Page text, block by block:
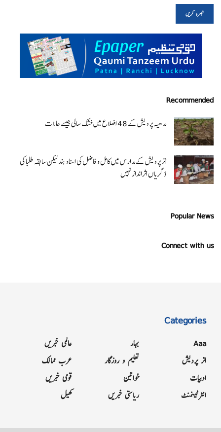
Recommended
مدھیہ پردیش کے 48 اضلاع میں خشک سالی جیسے حالات
اتر پردیش کےمدارس میں کامل و فاضل کی اسناد بند لیکن سابقہ طلبا کی
ڈگریا ں اثرانداز نہیں
Popular News
Connect with us
Categories
Aaa
اتر پردیش
ادبیات
انٹرٹینمنٹ
بہار
تعلیم و روزگار
خواتین
ریاستی خبریں
عالمی خبریں
عرب ممالک
قومی خبریں
کھیل